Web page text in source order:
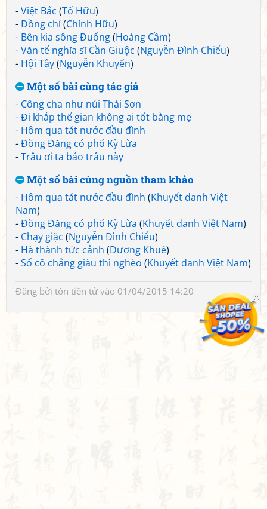
-Việt Bắc (Tố Hữu)
-Đồng chí(Chính Hữu)
- Bên kia sông Đuống(Hoàng Cầm)
-Văn tế nghĩa sĩ Cần Giuộc (Nguyễn Đình Chiểu)
- Hội Tây(Nguyễn Khuyến)
Một số bài cùng tác giả
- Công cha như núi Thái Sơn
-Đi khắp thế gian không ai tốt bằng mẹ
- Hôm qua tát nước đầu đình
-Đồng Đăng có phố Kỳ Lừa
-Trâu ơi ta bảo trâu này
Một số bài cùng nguồn tham khảo
- Hôm qua tát nước đầu đình (Khuyết danh Việt
Nam)
-Đồng Đăng có phố Kỳ Lừa (Khuyết danh Việt Nam)
- Chạy giặc (Nguyễn Đình Chiểu)
- Hà thành tức cảnh (Dương Khuê)
-Số cô chẳng giàu thì nghèo (Khuyết danh Việt Nam)
Đăng bởi tôn tiền tửvào 01/04/2015 14:20